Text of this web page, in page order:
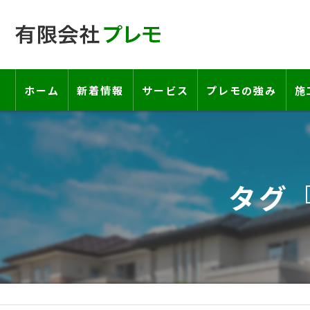
ホーム 新着情報 サービス
工事の流れ―契約書・保証書につ
お客様の声
プレモの強み 施
タグ